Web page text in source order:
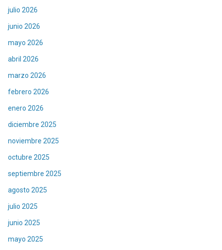
julio 2026
junio 2026
mayo 2026
abril 2026
marzo 2026
febrero 2026
enero 2026
diciembre 2025
noviembre 2025
octubre 2025
septiembre 2025
agosto 2025
julio 2025
junio 2025
mayo 2025